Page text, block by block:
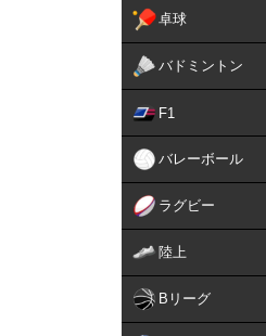
卓球
バドミントン
F1
バレーボール
ラグビー
陸上
Bリーグ